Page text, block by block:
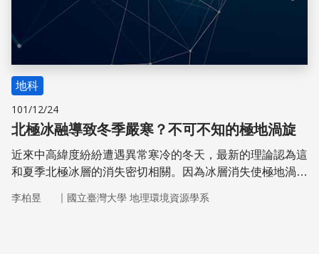
地科
101/12/24
北極冰融導致冬季嚴寒？不可不知的極地渦旋
近來中高緯度紛紛遭遇異常寒冷的冬天，最新的理論認為這
和夏季北極冰層的消失密切相關。因為冰層消失使極地渦漩
李柏昱 ｜ 國立臺灣大學 地理環境資源學系